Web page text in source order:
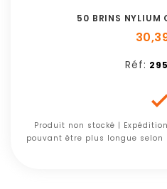
50 BRINS NYLIUM
Réf:
Produit non stocké |
pouvant être plus longue